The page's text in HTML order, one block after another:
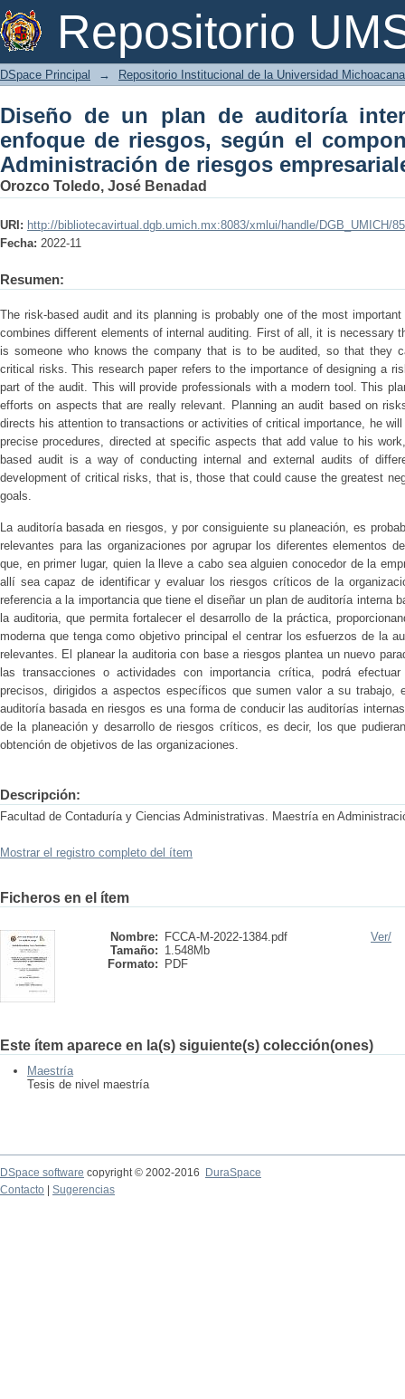
Repositorio
Diseño de un plan de auditoría
el componente COSO II ERM-
DSpace Principal → Repositorio Institucional de la Universidad
Diseño de un plan de auditoría
enfoque de riesgos, según el
Administración de riesgos
Orozco Toledo, José Benadad
URI: http://bibliotecavirtual.dgb.umich.mx:8083/xmlui/handle/DGB_UMICH/
Fecha: 2022-11
Resumen:
The risk-based audit and its planning is probably one of the most
combines different elements of internal auditing. First of all, it is necessary
is someone who knows the company that is to be audited, so that they
critical risks. This research paper refers to the importance of designing a
part of the audit. This will provide professionals with a modern tool. This
efforts on aspects that are really relevant. Planning an audit based on
directs his attention to transactions or activities of critical importance, he
precise procedures, directed at specific aspects that add value to his
based audit is a way of conducting internal and external audits of
development of critical risks, that is, those that could cause the greatest
goals.
La auditoría basada en riesgos, y por consiguiente su planeación, es
relevantes para las organizaciones por agrupar los diferentes elementos
que, en primer lugar, quien la lleve a cabo sea alguien conocedor de la
allí sea capaz de identificar y evaluar los riesgos críticos de la
referencia a la importancia que tiene el diseñar un plan de auditoría interna
la auditoria, que permita fortalecer el desarrollo de la práctica,
moderna que tenga como objetivo principal el centrar los esfuerzos de la
relevantes. El planear la auditoria con base a riesgos plantea un nuevo
las transacciones o actividades con importancia crítica, podrá
precisos, dirigidos a aspectos específicos que sumen valor a su trabajo,
auditoría basada en riesgos es una forma de conducir las auditorías
de la planeación y desarrollo de riesgos críticos, es decir, los que
obtención de objetivos de las organizaciones.
Descripción:
Facultad de Contaduría y Ciencias Administrativas. Maestría en
Mostrar el registro completo del ítem
Ficheros en el ítem
Nombre:
FCCA-M-2022-1384.pdf
Tamaño: 1.548Mb
Formato:
PDF
Ver/
Este ítem aparece en la(s) siguiente(s) colección(ones)
Maestría
Tesis de nivel maestría
DSpace software copyright © 2002-2016
DuraSpace
Contacto
Sugerencias